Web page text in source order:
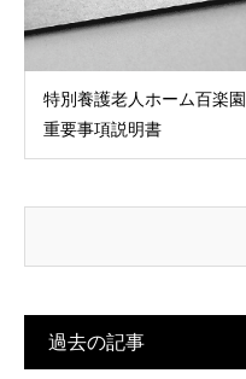
特別養護老人ホーム百楽園
重要事項説明書
過去の記事